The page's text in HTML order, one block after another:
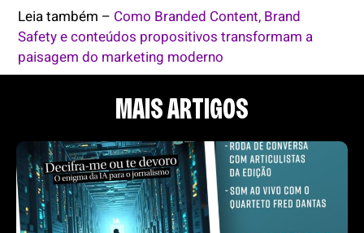
Leia também – Como Branded Content, Brand
Safety e conteúdos propositivos transformam a
paisagem do marketing moderno
MAIS ARTIGOS